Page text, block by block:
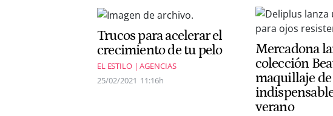
Trucos para acelerar el
crecimiento de tu pelo
EL ESTILO | AGENCIAS
25/02/2021 11:16h
Mercadona
colección
maquillaje
verano